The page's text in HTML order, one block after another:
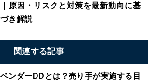
｜原因・リスクと対策を最新動向に基
づき解説
関連する記事
ベンダーDDとは？売り手が実施する目